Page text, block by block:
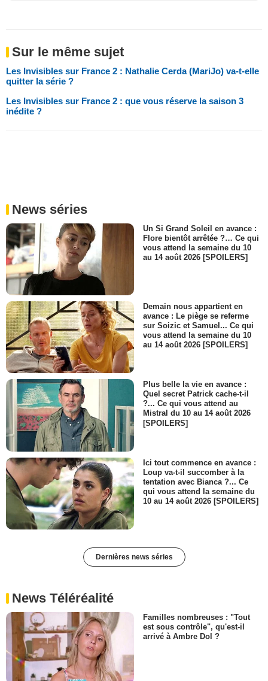
Sur le même sujet
Les Invisibles sur France 2 : Nathalie Cerda (MariJo) va-t-elle
quitter la série ?
Les Invisibles sur France 2 : que vous réserve la saison 3
inédite ?
News séries
Un Si Grand Soleil en avance :
Flore bientôt arrêtée ?… Ce qui
vous attend la semaine du 10
au 14 août 2026 [SPOILERS]
Demain nous appartient en
avance : Le piège se referme
sur Soizic et Samuel... Ce qui
vous attend la semaine du 10
au 14 août 2026 [SPOILERS]
Plus belle la vie en avance :
Quel secret Patrick cache-t-il
?... Ce qui vous attend au
Mistral du 10 au 14 août 2026
[SPOILERS]
Ici tout commence en avance :
Loup va-t-il succomber à la
tentation avec Bianca ?... Ce
qui vous attend la semaine du
10 au 14 août 2026 [SPOILERS]
Dernières news séries
News Téléréalité
Familles nombreuses : "Tout
est sous contrôle", qu'est-il
arrivé à Ambre Dol ?